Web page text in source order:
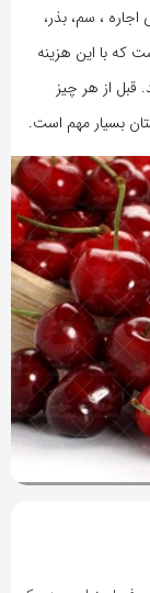
، سم، بذر،
که با این هزینه
قبل از هر چیز
بسیار مهم است.